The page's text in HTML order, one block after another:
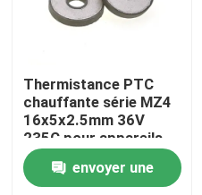
Contrôle de la qualité
Nous contacter
Thermistance PTC
chauffante série MZ4
16x5x2.5mm 36V
235C pour appareils
automobiles
envoyer une